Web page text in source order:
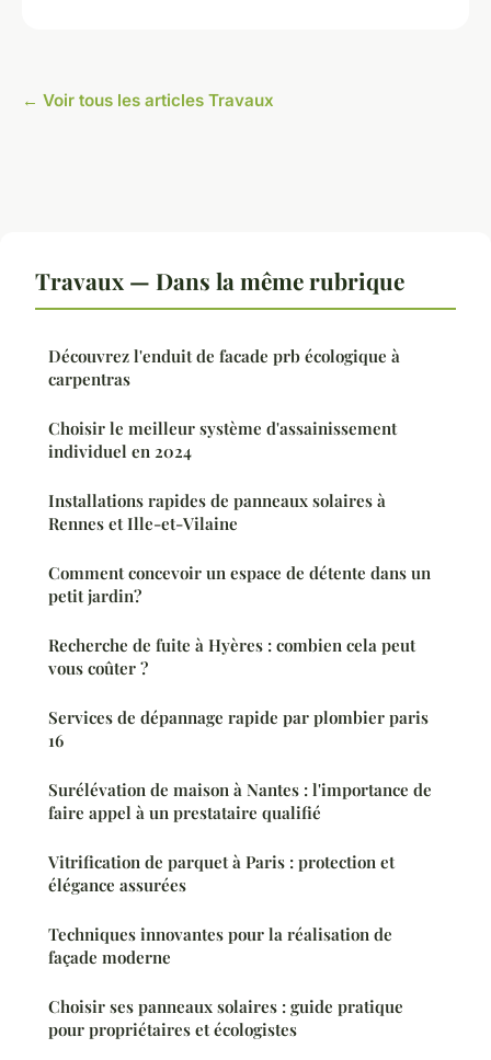
← Voir tous les articles Travaux
Travaux — Dans la même rubrique
Découvrez l'enduit de facade prb écologique à
carpentras
Choisir le meilleur système d'assainissement
individuel en 2024
Installations rapides de panneaux solaires à
Rennes et Ille-et-Vilaine
Comment concevoir un espace de détente dans un
petit jardin?
Recherche de fuite à Hyères : combien cela peut
vous coûter ?
Services de dépannage rapide par plombier paris
16
Surélévation de maison à Nantes : l'importance de
faire appel à un prestataire qualifié
Vitrification de parquet à Paris : protection et
élégance assurées
Techniques innovantes pour la réalisation de
façade moderne
Choisir ses panneaux solaires : guide pratique
pour propriétaires et écologistes